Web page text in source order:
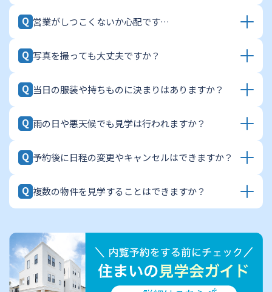
A もちろんです、大歓迎です。具体的なプランがなくて
してご活用ください。
Q 営業がしつこくないか心配です…
A ご安心ください。強引な勧誘やしつこい営業は一切い
らご覧いただくことを大切にしています。
Q 写真を撮っても大丈夫ですか？
A はい、撮影していただけます。間取りや収納、設備な
さい。家づくりの参考資料として、きっとお役に立ち
Q 当日の服装や持ちものに決まりはありますか？
A 特別な服装は必要ありません。歩きやすい服装でお越
ので、靴下を着用いただけますと安心です。お持ちも
の」をご参考ください。
Q 雨の日や悪天候でも見学は行われますか？
A はい、雨天でも通常通り開催しております。悪天候な
連絡いたしますのでご安心ください。
Q 予約後に日程の変更やキャンセルはできますか？
A もちろん可能です。ご都合が悪くなった場合は、担当
スタッフまでお早めにご連絡ください。日程の変更も
Q 複数の物件を見学することはできますか？
いうご希望もお気軽にお申し付けください。エリアや
物件の特徴に合わせて、担当スタッフが最適な見学プ
ランをご提案いたします。